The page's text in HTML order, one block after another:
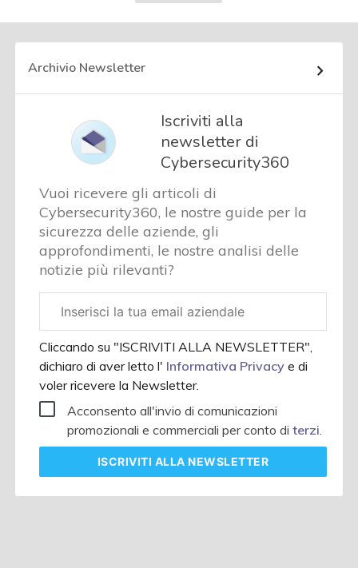
Archivio Newsletter
Iscriviti alla
newsletter di
Cybersecurity360
Vuoi ricevere gli articoli di
Cybersecurity360, le nostre guide per la
sicurezza delle aziende, gli
approfondimenti, le nostre analisi delle
notizie più rilevanti?
aziendale
Cliccando su "ISCRIVITI ALLA NEWSLETTER",
dichiaro di aver letto l' Informativa Privacye di
voler ricevere la Newsletter.
Acconsento all'invio di comunicazioni
promozionali e commerciali per conto diterzi.
ISCRIVITI ALLA NEWSLETTER